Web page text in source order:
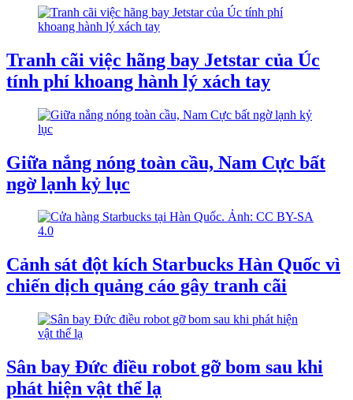
Tranh cãi việc hãng bay Jetstar của Úc
tính phí khoang hành lý xách tay
Giữa nắng nóng toàn cầu, Nam Cực bất
ngờ lạnh kỷ lục
Cảnh sát đột kích Starbucks Hàn Quốc vì
chiến dịch quảng cáo gây tranh cãi
Sân bay Đức điều robot gỡ bom sau khi
phát hiện vật thể lạ